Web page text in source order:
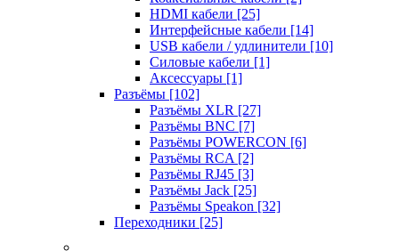
HDMI кабели [25]
Интерфейсные кабели [14]
USB кабели / удлинители [10]
Силовые кабели [1]
Аксессуары [1]
Разъёмы [102]
Разъёмы XLR [27]
Разъёмы BNC [7]
Разъёмы POWERCON [6]
Разъёмы RCA [2]
Разъёмы RJ45 [3]
Разъёмы Jack [25]
Разъёмы Speakon [32]
Переходники [25]